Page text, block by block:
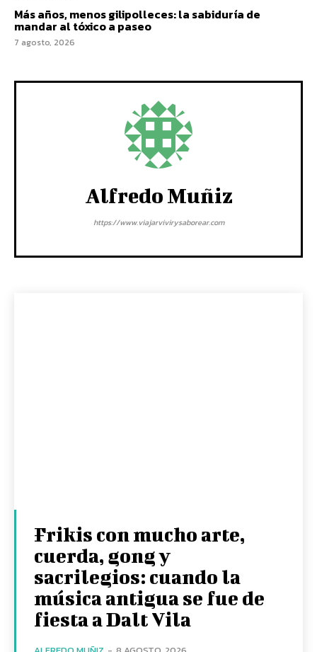
Más años, menos gilipolleces: la sabiduría de
mandar al tóxico a paseo
7 agosto, 2026
Alfredo Muñiz
https://www.viajarvivirysaborear.com
Frikis con mucho arte,
cuerda, gong y
sacrilegios: cuando la
música antigua se fue de
fiesta a Dalt Vila